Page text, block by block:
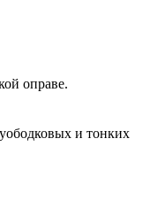
оправе.
и тонких